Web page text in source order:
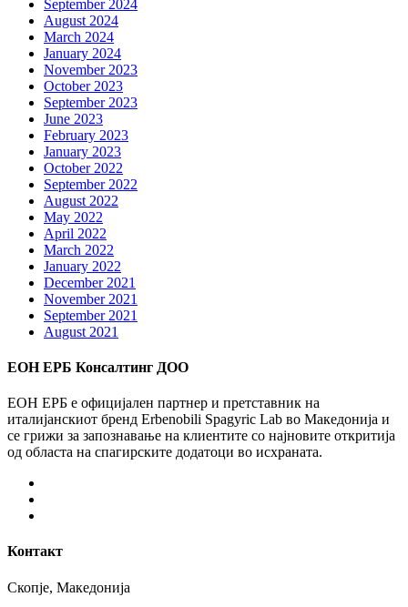
September 2024
August 2024
March 2024
January 2024
November 2023
October 2023
September 2023
June 2023
February 2023
January 2023
October 2022
September 2022
August 2022
May 2022
April 2022
March 2022
January 2022
December 2021
November 2021
September 2021
August 2021
ЕОН ЕРБ Консалтинг ДОО
ЕОН ЕРБ е официјален партнер и претставник на
италијанскиот бренд Erbenobili Spagyric Lab во Македонија и
се грижи за запознавање на клиентите со најновите откритија
од областа на спагирските додатоци во исхраната.
Контакт
Скопје, Македонија